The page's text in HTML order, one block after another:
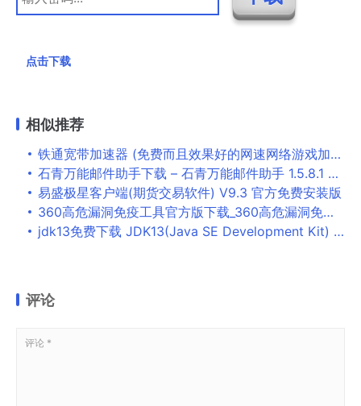
点击下载
相似推荐
铁通宽带加速器 (免费而且效果好的网速网络游戏加速器])
石青万能邮件助手下载 – 石青万能邮件助手 1.5.8.1 绿色版
易盛极星客户端(期货交易软件) V9.3 官方免费安装版
360高危漏洞免疫工具官方版下载_360高危漏洞免疫工具免费版下载
jdk13免费下载 JDK13(Java SE Development Kit) 13.0.2 官方中文安装版 64位
评论